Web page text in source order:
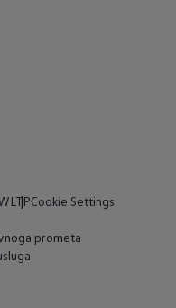
Cookie Settings
prometa